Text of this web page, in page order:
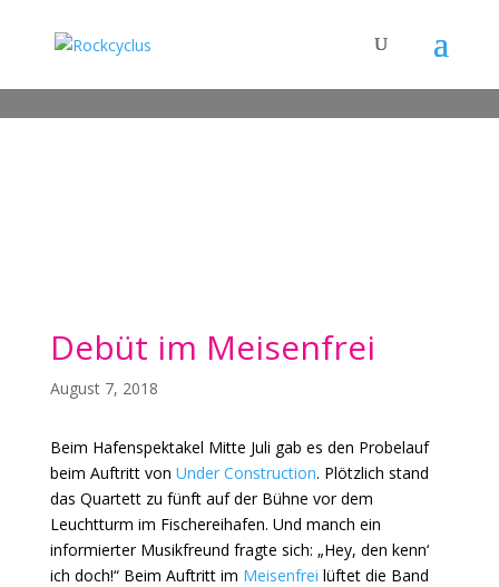
Debüt im Meisenfrei
August 7, 2018
Beim Hafenspektakel Mitte Juli gab es den Probelauf
beim Auftritt von Under Construction. Plötzlich stand
das Quartett zu fünft auf der Bühne vor dem
Leuchtturm im Fischereihafen. Und manch ein
informierter Musikfreund fragte sich: „Hey, den kenn‘
ich doch!“ Beim Auftritt im Meisenfrei lüftet die Band